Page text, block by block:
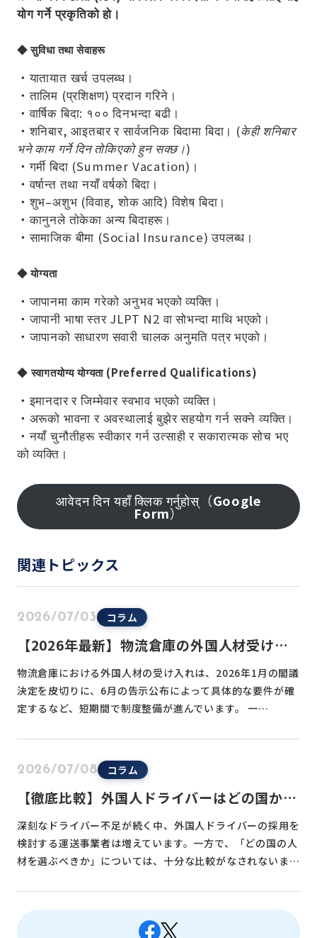
योग गर्ने प्रकृतिको हो।
◆ सुविधा तथा सेवाहरू
・यातायात खर्च उपलब्ध।
・तालिम (प्रशिक्षण) प्रदान गरिने।
・वार्षिक बिदा: १०० दिनभन्दा बढी।
・शनिबार, आइतबार र सार्वजनिक बिदामा बिदा। (केही शनिबार
भने काम गर्ने दिन तोकिएको हुन सक्छ।)
・गर्मी बिदा (Summer Vacation)।
・वर्षान्त तथा नयाँ वर्षको बिदा।
・शुभ–अशुभ (विवाह, शोक आदि) विशेष बिदा।
・कानुनले तोकेका अन्य बिदाहरू।
・सामाजिक बीमा (Social Insurance) उपलब्ध।
◆ योग्यता
・जापानमा काम गरेको अनुभव भएको व्यक्ति।
・जापानी भाषा स्तर JLPT N2 वा सोभन्दा माथि भएको।
・जापानको साधारण सवारी चालक अनुमति पत्र भएको।
◆स्वागतयोग्य योग्यता (Preferred Qualifications)
・इमानदार र जिम्मेवार स्वभाव भएको व्यक्ति।
・अरूको भावना र अवस्थालाई बुझेर सहयोग गर्न सक्ने व्यक्ति।
・नयाँ चुनौतीहरू स्वीकार गर्न उत्साही र सकारात्मक सोच भए
को व्यक्ति।
आवेदन दिन यहाँ क्लिक गर्नुहोस्（Google
Form）
関連トピックス
2026/07/03 コラム
【2026年最新】物流倉庫の外国人材受け入
受入要件・倉庫→ドライバー活用法
物流倉庫における外国人材の受け入れは、2026年1月の閣議
決定を皮切りに、6月の告示公布によって具体的な要件が確
定するなど、短期間で制度整備が進んでいます。 一…
2026/07/08 コラム
【徹底比較】外国人ドライバーはどの国から
シア・ミャンマーの４カ国
深刻なドライバー不足が続く中、外国人ドライバーの採用を
検討する運送事業者は増えています。一方で、「どの国の人
材を選ぶべきか」については、十分な比較がなされないま…